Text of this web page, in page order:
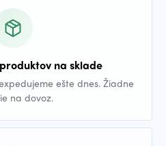
na sklade
ešte dnes. Žiadne
na dovoz.